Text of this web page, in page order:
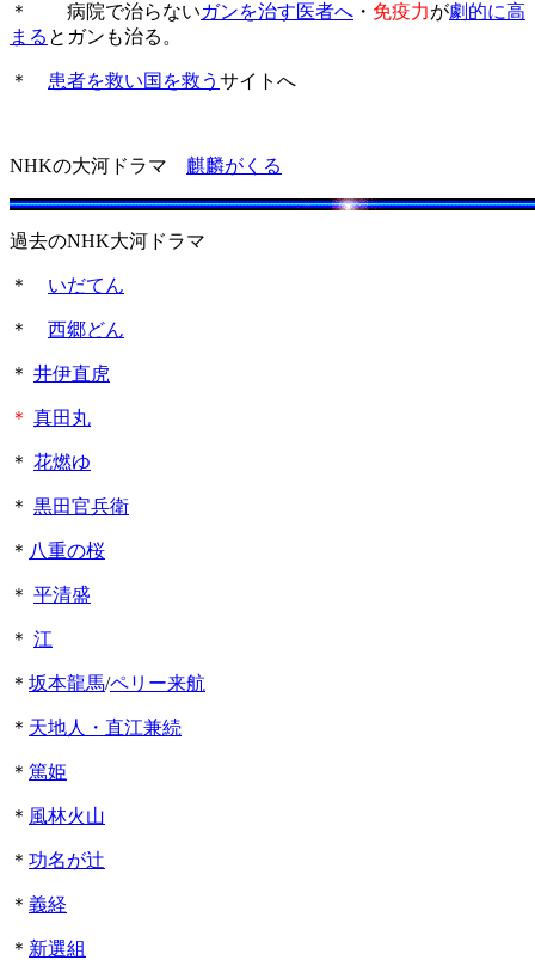
＊ 病院で治らないガンを治す医者へ ・ 免疫力が劇的に高
まる とガンも治る。
＊ 患者を救い国を救う サイトへ
NHKの大河ドラマ 麒麟がくる
過去のNHK大河ドラマ
＊ いだてん
＊ 西郷どん
＊ 井伊直虎
＊ 真田丸
＊ 花燃ゆ
＊ 黒田官兵衛
＊ 八重の桜
＊ 平清盛
＊ 江
＊ 坂本龍馬/ペリー来航
＊ 天地人・直江兼続
＊ 篤姫
＊ 風林火山
＊ 功名が辻
＊ 義経
＊ 新選組